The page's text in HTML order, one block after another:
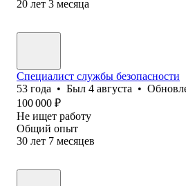
20 лет 3 месяца
Специалист службы безопасности
53 года • Был 4 августа •
100 000 ₽
Не ищет работу
Общий опыт
30 лет 7 месяцев